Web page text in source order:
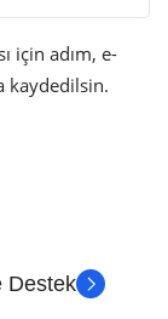
için adım, e-
kaydedilsin.
Destek